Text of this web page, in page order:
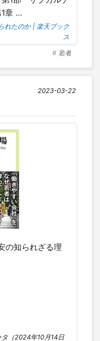
1章 …
れたのか | 楽天ブック
ス
若者
2023-03-22
の知られざる理
（2024年10月14日